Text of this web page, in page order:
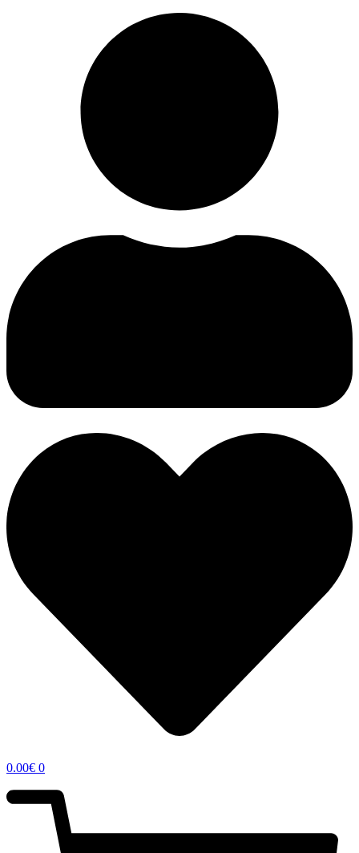
0.00€ 0